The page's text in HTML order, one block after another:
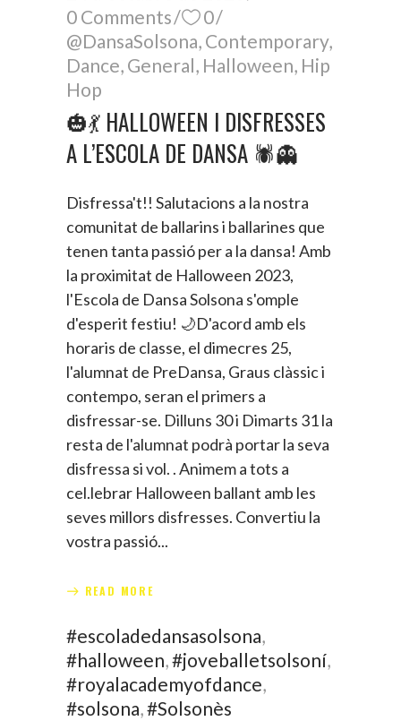
0 Comments
0
@DansaSolsona, Contemporary,
Dance, General, Halloween, Hip
Hop
🎃💃 HALLOWEEN I DISFRESSES
A L’ESCOLA DE DANSA 🕷️👻
Disfressa't!! Salutacions a la nostra
comunitat de ballarins i ballarines que
tenen tanta passió per a la dansa! Amb
la proximitat de Halloween 2023,
l'Escola de Dansa Solsona s'omple
d'esperit festiu! 🌙D'acord amb els
horaris de classe, el dimecres 25,
l'alumnat de PreDansa, Graus clàssic i
contempo, seran el primers a
disfressar-se. Dilluns 30 i Dimarts 31 la
resta de l'alumnat podrà portar la seva
disfressa si vol. . Animem a tots a
cel.lebrar Halloween ballant amb les
seves millors disfresses. Convertiu la
vostra passió
READ MORE
#escoladedansasolsona,
#halloween,#joveballetsolsoní,
#royalacademyofdance,
#solsona,#Solsonès